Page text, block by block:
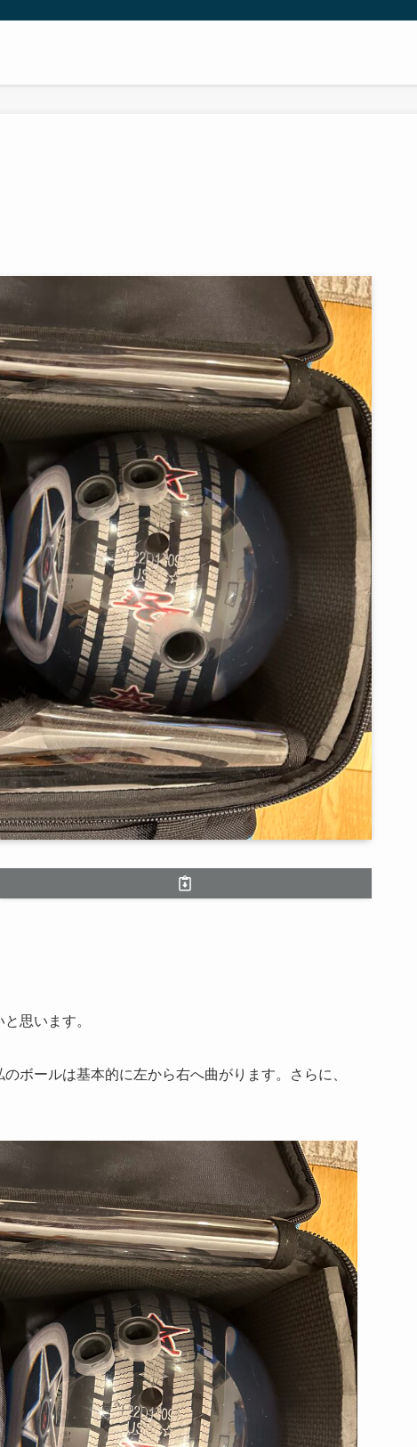
思います。
ボールは基本的に左から右へ曲がります。さらに、